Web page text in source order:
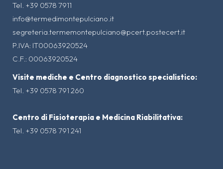
Tel. +39 0578 7911
info@termedimontepulciano.it
segreteria.termemontepulciano@pcert.postecert.it
P.IVA: IT00063920524
C.F.: 00063920524
Visite mediche e Centro diagnostico specialistico:
Tel. +39 0578 791 260
Centro di Fisioterapia e Medicina Riabilitativa:
Tel. +39 0578 791 241